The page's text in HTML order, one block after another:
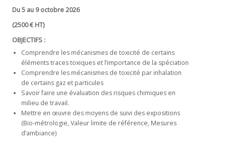
Du 5 au 9 octobre 2026
(2500 € HT)
OBJECTIFS :
Comprendre les mécanismes de toxicité de certains
éléments traces toxiques et l’importance de la spéciation
Comprendre les mécanismes de toxicité par inhalation
de certains gaz et particules
Savoir faire une évaluation des risques chimiques en
milieu de travail.
Mettre en œuvre des moyens de suivi des expositions
(Bio-métrologie, Valeur limite de référence, Mesures
d’ambiance)